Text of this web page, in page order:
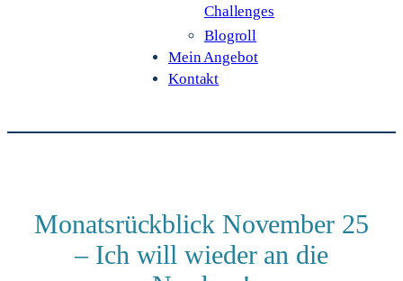
Challenges
Blogroll
Mein Angebot
Kontakt
Monatsrückblick November 25
– Ich will wieder an die